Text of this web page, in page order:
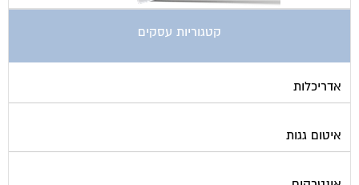
בישום בניין
גביית ועד בית